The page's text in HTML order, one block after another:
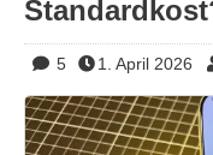
5 1. April 2026